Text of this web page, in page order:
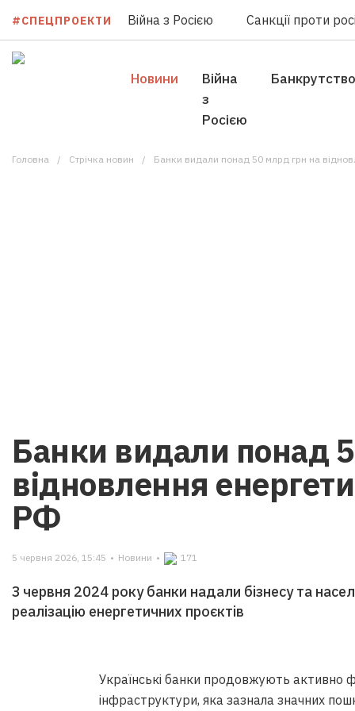
#СПЕЦПРОЕКТИ Війна з Росією Санкції проти
Новини
Війна
з
Росією
Банкрутство
Головна Стрічка новин Банки видали понад 50 млрд грн на
Банки видали понад
відновлення
РФ
5 червня 2026, 15:45 • Новини • 171
З червня 2024 року банки надали бізнесу та
реалізацію енергетичних проєктів
Українські банки продовжують активно
інфраструктури, яка зазнала значних